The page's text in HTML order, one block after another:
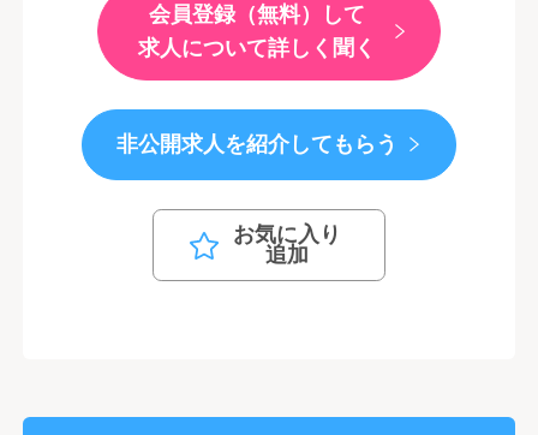
会員登録（無料）して
求人について詳しく聞く
非公開求人を紹介してもらう
お気に入り
追加